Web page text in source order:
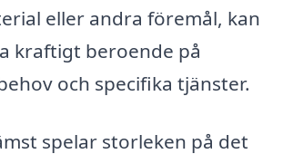
eller andra föremål, kan
kraftigt beroende på
och specifika tjänster.
spelar storleken på det